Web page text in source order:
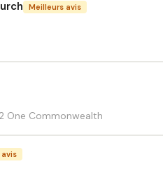
Meilleurs avis
One Commonwealth